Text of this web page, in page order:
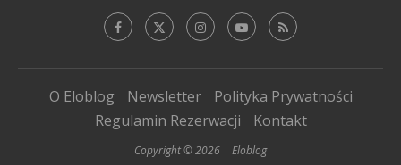
O Eloblog Newsletter
Polityka Prywatności
Regulamin Rezerwacji
Kontakt
Copyright © 2026 | Eloblog